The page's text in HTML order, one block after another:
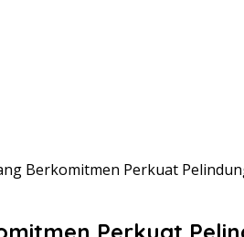
Berkomitmen Perkuat
Perkuat